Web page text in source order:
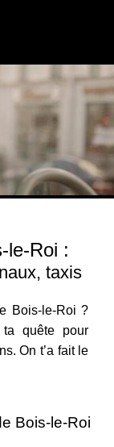
le-Roi :
taxis
Bois-le-Roi ?
ta quête pour
On t’a fait le
Bois-le-Roi